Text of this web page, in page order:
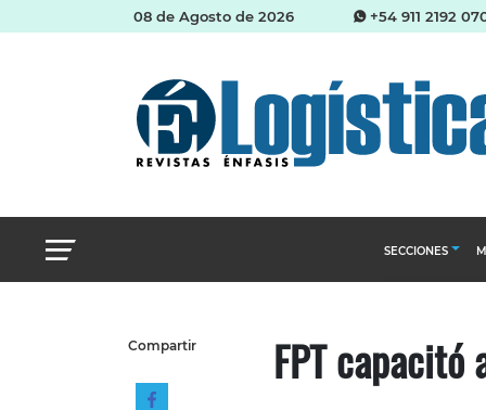
08 de Agosto de 2026 +54 911 2192
SECCIONES
Almacenes e
Compartir FPT capacitó